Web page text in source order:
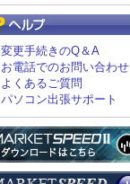
変更手続きのQ＆A
お電話でのお問い合わせ
よくあるご質問
パソコン出張サポート